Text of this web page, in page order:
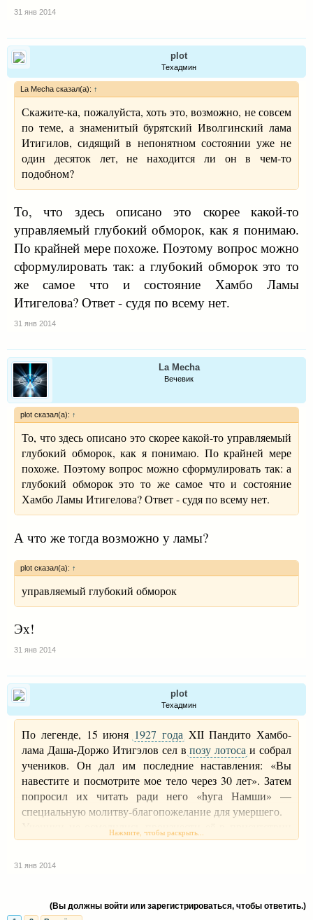
31 янв 2014
plot
Техадмин
La Mecha сказал(а): ↑
Скажите-ка, пожалуйста, хоть это, возможно, не совсем
по теме, а знаменитый бурятский Иволгинский лама
Итигилов, сидящий в непонятном состоянии уже не
один десяток лет, не находится ли он в чем-то
подобном?
То, что здесь описано это скорее какой-то
управляемый глубокий обморок, как я понимаю.
По крайней мере похоже. Поэтому вопрос можно
сформулировать так: а глубокий обморок это то
же самое что и состояние Хамбо Ламы
Итигелова? Ответ - судя по всему нет.
31 янв 2014
La Mecha
Вечевик
plot сказал(а): ↑
То, что здесь описано это скорее какой-то управляемый
глубокий обморок, как я понимаю. По крайней мере
похоже. Поэтому вопрос можно сформулировать так: а
глубокий обморок это то же самое что и состояние
Хамбо Ламы Итигелова? Ответ - судя по всему нет.
А что же тогда возможно у ламы?
plot сказал(а): ↑
управляемый глубокий обморок
Эх!
31 янв 2014
plot
Техадмин
По легенде, 15 июня 1927 годаXII Пандито Хамбо-
лама Даша-Доржо Итигэлов сел впозу лотоса и собрал
учеников. Он дал им последние наставления: «Вы
навестите и посмотрите мое тело через 30 лет». Затем
попросил их читать ради него «hуга Намши» —
специальную молитву-благопожелание для умершего.
Ученики не осмелились произнести её в присутствии
живого учителя. Тогда Хамбо-лама начал сам читать эту
находясь в состоянии
учению, ушел внирвану.
Нажмите, чтобы раскрыть...
31 янв 2014
(Вы должны войти или зарегистрироваться, чтобы ответить.)